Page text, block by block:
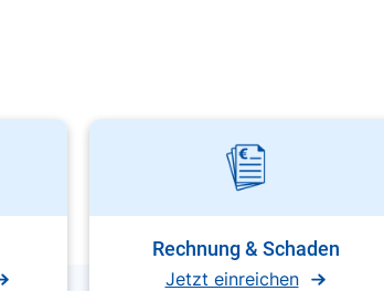
Rechnung & Schaden
Jetzt einreichen